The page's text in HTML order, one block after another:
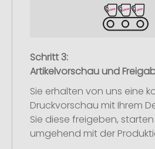
Schritt 3:
Artikelvorschau und
Sie erhalten von uns eine
Druckvorschau mit Ihrem
Sie diese freigeben,
umgehend mit der